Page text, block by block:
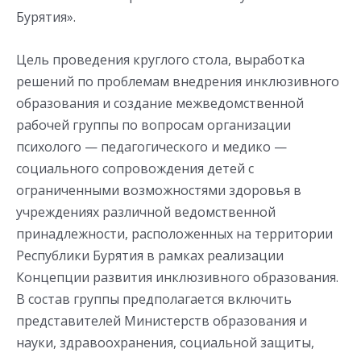
Бурятия».
Цель проведения круглого стола, выработка
решений по проблемам внедрения инклюзивного
образования и создание межведомственной
рабочей группы по вопросам организации
психолого — педагогического и медико —
социального сопровождения детей с
ограниченными возможностями здоровья в
учреждениях различной ведомственной
принадлежности, расположенных на территории
Республики Бурятия в рамках реализации
Концепции развития инклюзивного образования.
В состав группы предполагается включить
представителей Министерств образования и
науки, здравоохранения, социальной защиты,